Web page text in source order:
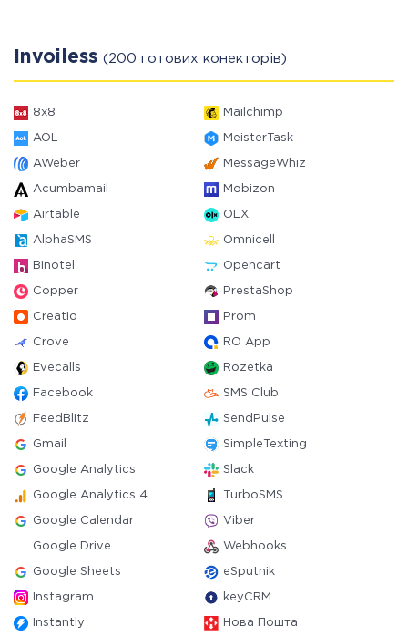
Invoiless (200 готових конекторів)
8x8 Mailchimp
AOL MeisterTask
AWeber MessageWhiz
Acumbamail Mobizon
Airtable OLX
AlphaSMS Omnicell
Binotel Opencart
Copper PrestaShop
Creatio Prom
Crove RO App
Evecalls Rozetka
Facebook SMS Club
FeedBlitz SendPulse
Gmail SimpleTexting
Google Analytics Slack
Google Analytics 4 TurboSMS
Google Calendar Viber
Google Drive Webhooks
Google Sheets eSputnik
Instagram keyCRM
Instantly Нова Пошта